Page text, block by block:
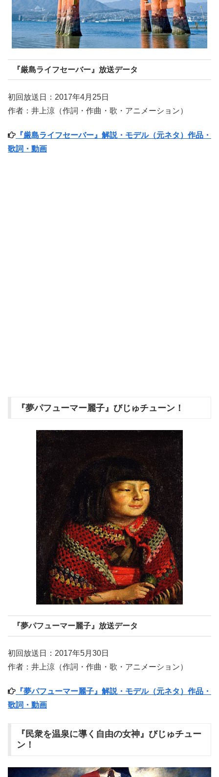
『厳島ライフセーバー』放送データ
初回放送日：2017年4月25日
作者：井上涼（作詞・作曲・歌・アニメーション）
『厳島ライフセーバー』解説・モデル（元ネタ）作品・
歌詞・動画
『夢パフューマー麗子』びじゅチューン！
『夢パフューマー麗子』放送データ
初回放送日：2017年5月30日
作者：井上涼（作詞・作曲・歌・アニメーション）
『夢パフューマー麗子』解説・モデル（元ネタ）作品・
歌詞・動画
『民衆を温泉に導く自由の女神』びじゅチュー
ン！